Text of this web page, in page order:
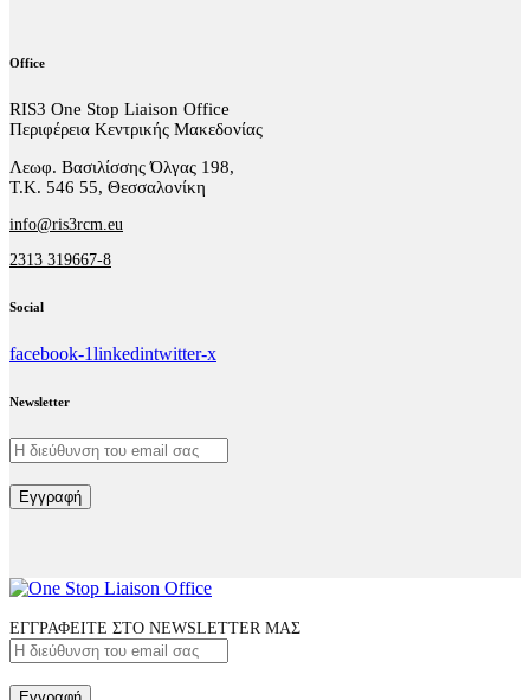
Office
RIS3 One Stop Liaison Office
Περιφέρεια Κεντρικής Μακεδονίας
Λεωφ. Βασιλίσσης Όλγας 198,
Τ.Κ. 546 55, Θεσσαλονίκη
info@ris3rcm.eu
2313 319667-8
Social
facebook-1linkedintwitter-x
Newsletter
Εγγραφή
ΕΓΓΡΑΦΕΙΤΕ ΣΤΟ NEWSLETTER ΜΑΣ